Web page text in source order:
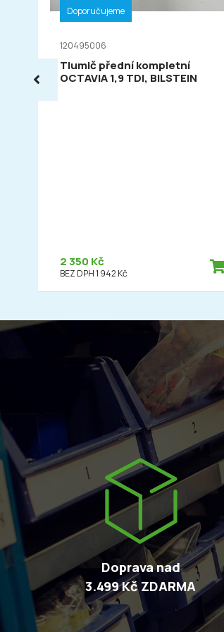
Doporučujeme
120495006
Tlumič přední kompletní
OCTAVIA 1,9 TDI, BILSTEIN
2 350 Kč
BEZ DPH 1 942 Kč
Doprava nad
3.499 Kč ZDARMA